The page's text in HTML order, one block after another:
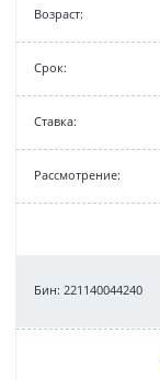
Возраст:
Срок:
Cтавка:
Рассмотрение:
Бин: 221140044240